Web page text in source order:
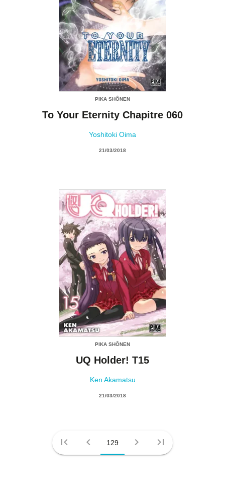
PIKA SHÔNEN
To Your Eternity Chapitre 060
Yoshitoki Oima
21/03/2018
PIKA SHÔNEN
UQ Holder! T15
Ken Akamatsu
21/03/2018
first_page chevron_left 129 chevron_right last_page